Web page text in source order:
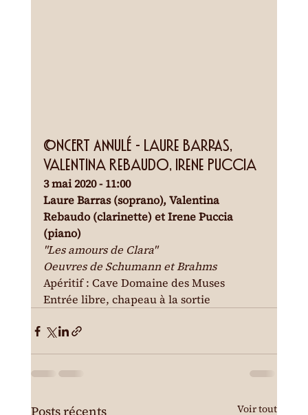
CONCERT ANNULÉ - Laure Barras,
Valentina Rebaudo, Irene Puccia
3 mai 2020 - 11:00
Laure Barras (soprano), Valentina
Rebaudo (clarinette) et Irene Puccia
(piano)
"Les amours de Clara"
Oeuvres de Schumann et Brahms
Apéritif : Cave Domaine des Muses
Entrée libre, chapeau à la sortie
Posts récents Voir tout